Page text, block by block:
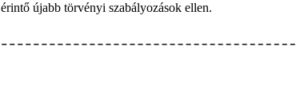
újabb törvényi szabályozások ellen.